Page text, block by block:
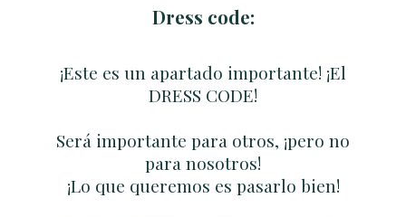
Dress code:
¡Este es un apartado importante! ¡El
DRESS CODE!
Será importante para otros, ¡pero no
para nosotros!
¡Lo que queremos es pasarlo bien!